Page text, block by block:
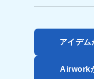
アイデム
Airwork